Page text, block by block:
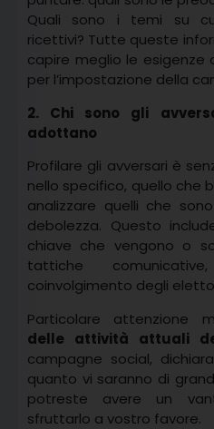
Quali sono i temi su
ricettivi? Tutte queste
capire meglio le esigenze
per l’impostazione della
2. Chi sono gli
adottano
Profilare gli avversari è
nello specifico, quello che
analizzare quelli che
debolezza. Questo
chiave che vengono o
tattiche
coinvolgimento degli
Particolare attenzione
delle attività attuali
campagne social,
quanto vi saranno di
potreste avere un
sfruttarlo a vostro favore.